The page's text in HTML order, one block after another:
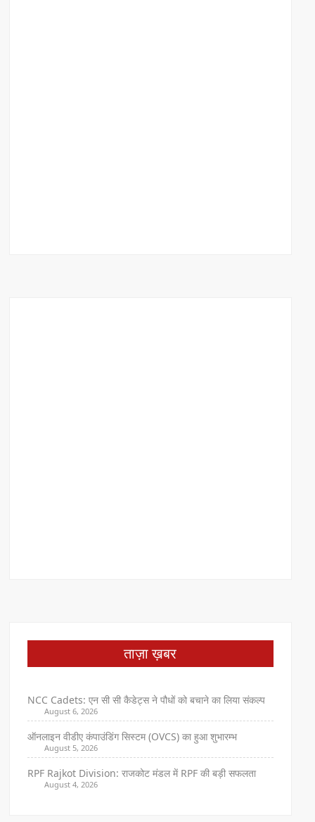
ताज़ा ख़बर
NCC Cadets: एन सी सी कैडेट्स ने पौधों को बचाने का लिया संकल्प
August 6, 2026
ऑनलाइन वीडीए कंपाउंडिंग सिस्टम (OVCS) का हुआ शुभारम्भ
August 5, 2026
RPF Rajkot Division: राजकोट मंडल में RPF की बड़ी सफलता
August 4, 2026